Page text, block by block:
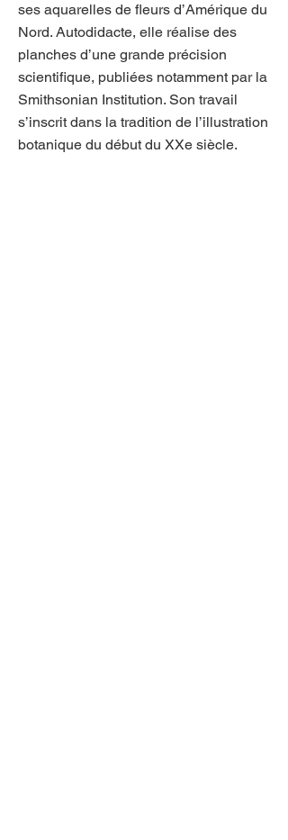
ses aquarelles de fleurs d’Amérique du
Nord. Autodidacte, elle réalise des
planches d’une grande précision
scientifique, publiées notamment par la
Smithsonian Institution. Son travail
s’inscrit dans la tradition de l’illustration
botanique du début du XXe siècle.